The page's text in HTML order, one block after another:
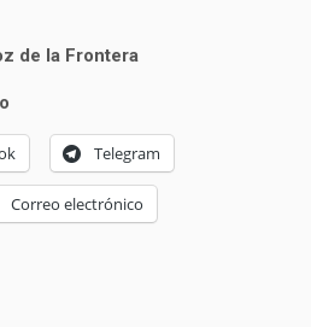
de la Frontera
Telegram
Correo electrónico